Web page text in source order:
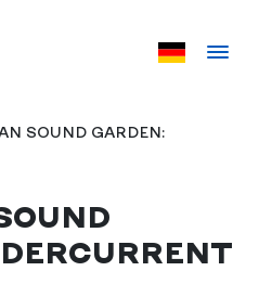
SOUND GARDEN: